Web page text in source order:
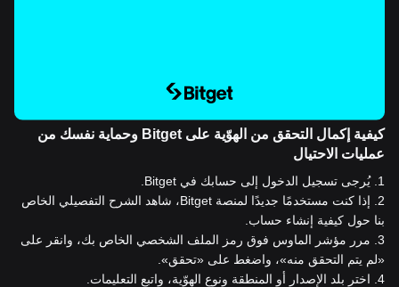
كيفية إكمال التحقق من الهوّية على Bitget وحماية نفسك من
عمليات الاحتيال
1
.يُرجى تسجيل الدخول إلى حسابك في Bitget.
2
إذا كنت مستخدمًا جديدًا لمنصة Bitget، شاهد الشرح التفصيلي الخاص
بنا حول كيفية إنشاء حساب.
3 مرر مؤشر الماوس فوق رمز الملف الشخصي الخاص بك، وانقر على
«لم يتم التحقق منه»، واضغط على «تحقق».
4 اختر بلد الإصدار أو المنطقة ونوع الهوّية، واتبع التعليمات.